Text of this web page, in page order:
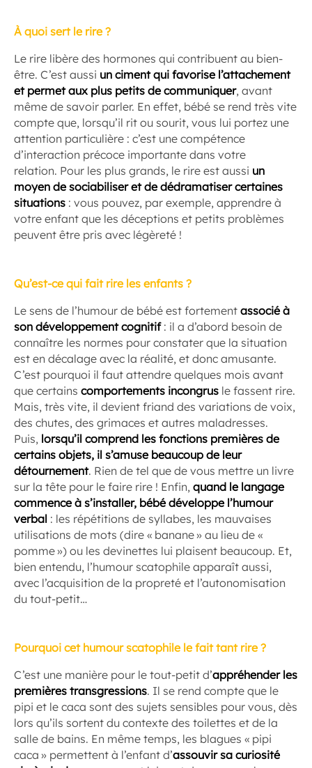
À quoi sert le rire ?
Le rire libère des hormones qui contribuent au bien-
être. C’est aussi un ciment qui favorise l’attachement
et permet aux plus petits de communiquer, avant
même de savoir parler. En effet, bébé se rend très vite
compte que, lorsqu’il rit ou sourit, vous lui portez une
attention particulière : c’est une compétence
d’interaction précoce importante dans votre
relation. Pour les plus grands, le rire est aussi un
moyen de sociabiliser et de dédramatiser certaines
situations : vous pouvez, par exemple, apprendre à
votre enfant que les déceptions et petits problèmes
peuvent être pris avec légèreté !
Qu’est-ce qui fait rire les enfants ?
Le sens de l’humour de bébé est fortement associé à
son développement cognitif: il a d’abord besoin de
connaître les normes pour constater que la situation
est en décalage avec la réalité, et donc amusante.
C’est pourquoi il faut attendre quelques mois avant
que certains comportements incongrus le fassent rire.
Mais, très vite, il devient friand des variations de voix,
des chutes, des grimaces et autres maladresses.
Puis, lorsqu’il comprend les fonctions premières de
certains objets, il s’amuse beaucoup de leur
détournement. Rien de tel que de vous mettre un livre
sur la tête pour le faire rire ! Enfin, quand le langage
commence à s’installer, bébé développe l’humour
verbal : les répétitions de syllabes, les mauvaises
utilisations de mots (dire « banane » au lieu de «
pomme ») ou les devinettes lui plaisent beaucoup. Et,
bien entendu, l’humour scatophile apparaît aussi,
avec l’acquisition de la propreté et l’autonomisation
du tout-petit…
Pourquoi cet humour scatophile le fait tant rire ?
C’est une manière pour le tout-petit d’appréhender les
premières transgressions. Il se rend compte que le
pipi et le caca sont des sujets sensibles pour vous, dès
lors qu’ils sortent du contexte des toilettes et de la
salle de bains. En même temps, les blagues « pipi
caca » permettent à l’enfant d’assouvir sa curiosité